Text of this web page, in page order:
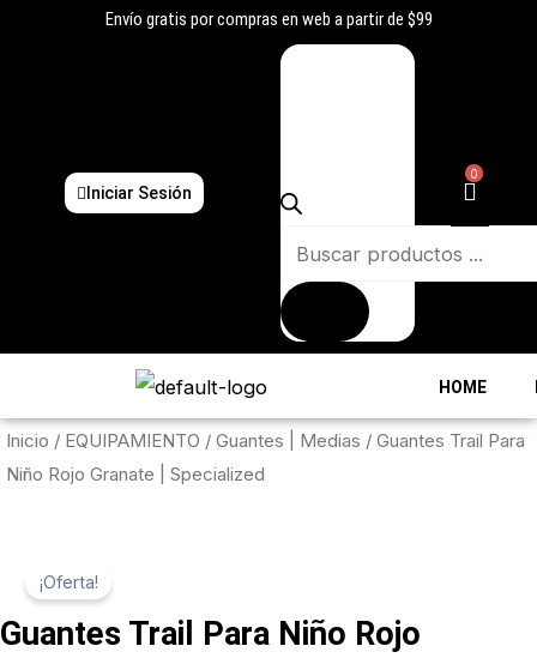
Envío gratis por compras en web a partir de $99
Iniciar Sesión
Búsqueda
0
HOME
Inicio / EQUIPAMIENTO / Guantes | Medias / Guantes Trail Para
Niño Rojo Granate | Specialized
¡Oferta!
Guantes Trail Para Niño Rojo